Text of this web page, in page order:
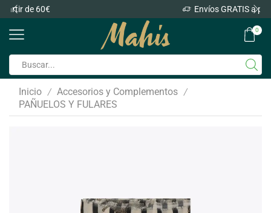
Envíos GRATIS a partir de 60€
0
Inicio / Accesorios y Complementos /
PAÑUELOS Y FULARES